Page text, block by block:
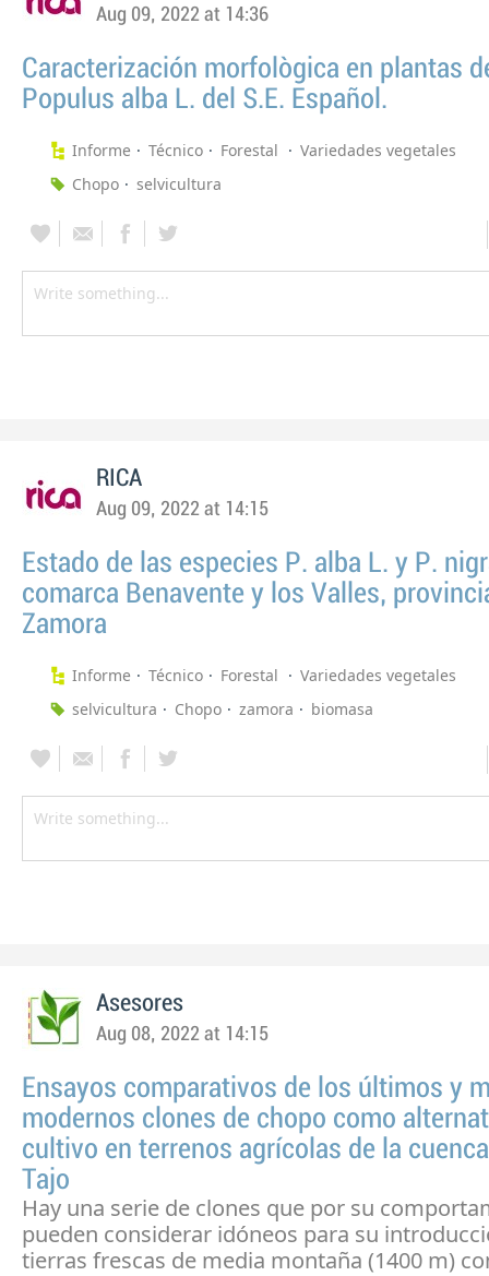
Aug 09, 2022 at 14:36
Caracterización morfològica en plantas
Populus alba L. del S.E. Español.
Informe Técnico Forestal
Variedades vegetales
Chopo
selvicultura
RICA
Aug 09, 2022 at 14:15
Estado de las especies P. alba L. y P.
comarca Benavente y los Valles,
Zamora
Informe Técnico Forestal
Variedades vegetales
selvicultura
Chopo zamora biomasa
Asesores
Aug 08, 2022 at 14:15
Ensayos comparativos de los últimos y
modernos clones de chopo como
cultivo en terrenos agrícolas de la
Tajo
Hay una serie de clones que por su
pueden considerar idóneos para su
tierras frescas de media montaña (1400 m)